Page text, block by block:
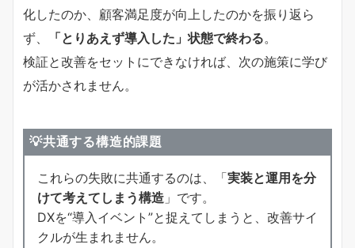
化したのか、顧客満足度が向上したのかを振り返ら
ず、
「とりあえず導入した」状態で終わる。
検証と改善をセットにできなければ、次の施策に学び
が活かされません。
💡共通する構造的課題
これらの失敗に共通するのは、「実装と運用を分
けて考えてしまう構造 」です。
DXを“導入イベント”と捉えてしまうと、改善サイ
クルが生まれません。